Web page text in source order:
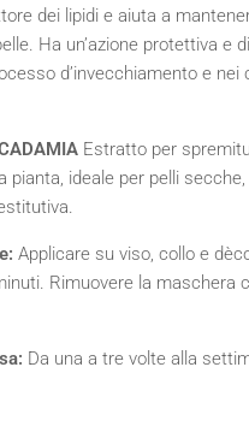
dei lipidi e aiuta a
Ha un’azione protettiva e
d’invecchiamento e nei
Estratto per
pianta, ideale per pelli
Applicare su viso, collo e
Rimuovere la maschera
Da una a tre volte alla